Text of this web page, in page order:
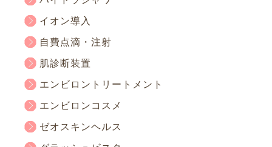
イオン導入
自費点滴・注射
肌診断装置
エンビロントリートメント
エンビロンコスメ
ゼオスキンヘルス